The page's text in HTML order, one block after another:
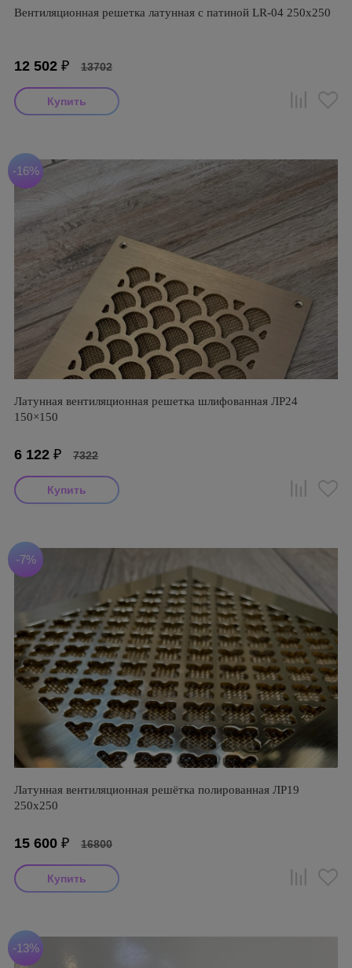
Вентиляционная решетка латунная с патиной LR-04 250х250
12 502 ₽ 13702
-16%
Латунная вентиляционная решетка шлифованная ЛР24
150×150
6 122 ₽ 7322
-7%
Латунная вентиляционная решётка полированная ЛР19
250х250
15 600 ₽ 16800
-13%